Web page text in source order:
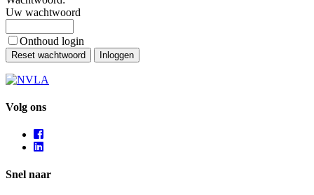
Uw wachtwoord
Onthoud login
Volg ons
Snel naar